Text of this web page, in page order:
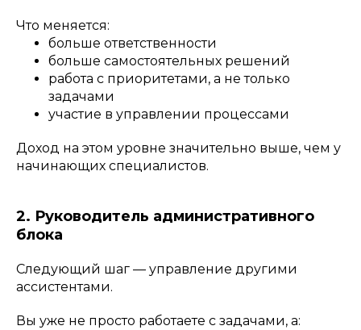
Что меняется:
больше ответственности
больше самостоятельных решений
работа с приоритетами, а не только
задачами
участие в управлении процессами
Доход на этом уровне значительно выше, чем у
начинающих специалистов.
2. Руководитель административного
блока
Следующий шаг — управление другими
ассистентами.
Вы уже не просто работаете с задачами, а: